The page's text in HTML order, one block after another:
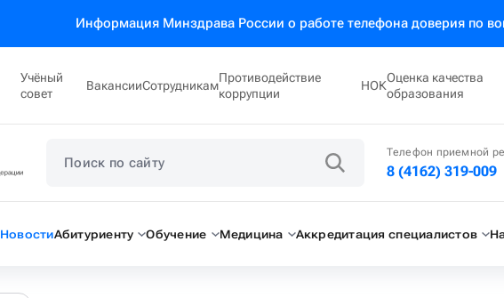
Информация Минздрава России о работе телефона доверия по
Учёный
совет
ВакансииСотрудникам
Противодействие
коррупции
НОК
Оценка качества
образования
Телефон приемной
8 (4162) 319-009
НовостиАбитуриенту Обучение Медицина Аккредитация специалистов